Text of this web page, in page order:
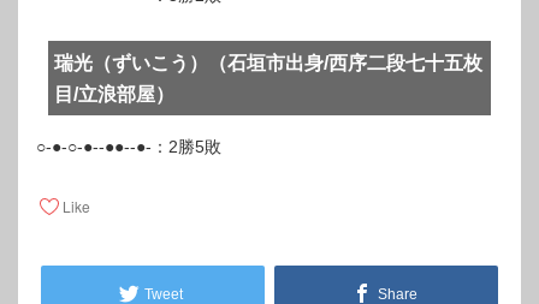
瑞光（ずいこう）（石垣市出身/西序二段七十五枚
目/立浪部屋）
○-●-○-●--●●--●-：2勝5敗
Like
Tweet Share